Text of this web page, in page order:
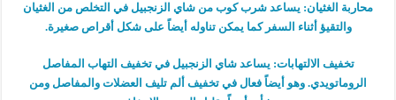
محاربة الغثيان: يساعد شرب كوب من شاي الزنجبيل في التخلص من الغثيان
والتقيؤ أثناء السفر كما يمكن تناوله أيضاً على شكل أقراص صغيرة.
تخفيف الالتهابات: يساعد شاي الزنجبيل في تخفيف التهاب المفاصل
الروماتويدي. وهو أيضاً فعال في تخفيف ألم تليف العضلات والمفاصل ومن